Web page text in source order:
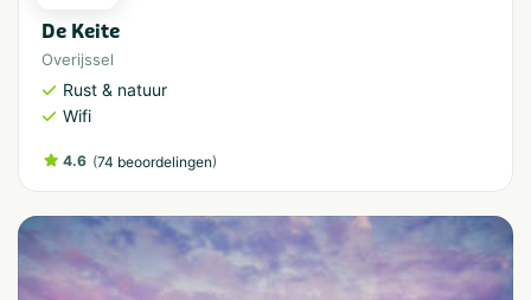
De Keite
Overijssel
Rust & natuur
Wifi
4.6 (74 beoordelingen)